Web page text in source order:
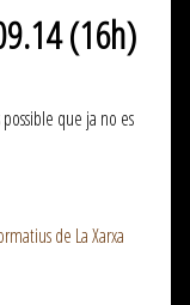
(16h)
que ja no es
de La Xarxa